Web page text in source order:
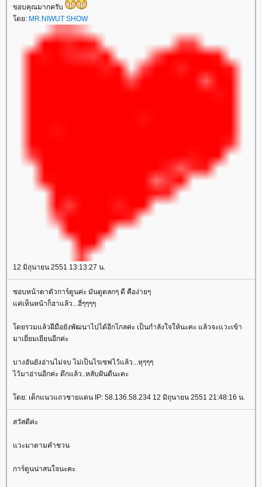
ขอบคุณมากครับ
ดย: MR.NIWUT SHOW
12 มิถุนายน 2551 13:13:27 น.
ชอบหน้าตาตัวการ์ตูนค่ะ มันดูตลกๆ ดี คือง่ายๆ
ค่เห็นหน้าก็ฮาแล้ว...ฮี่ๆๆๆๆ
ดยรวมแล้วฝีมือยังพัฒนาไปได้อีกไกลค่ะ เป็นกำลังใจให้นะคะ แล้วจะแวะเข้า
มาเยี่ยมเยียนอีกค่ะ
บางอันยังอ่านไม่จบ ไม่เป็นไรเซฟไว้แล้ว...หุๆๆๆ
ไว้มาอ่านอีกค่ะ ดึกแล้ว..หลับฝันดีนะคะ
ดย: เด็กแนวแถวชายแดน IP: 58.136.58.234 12 มิถุนายน 2551 21:48:16 น.
สวัสดีค่ะ
วะมาตามคำชวน
การ์ตูนน่าสนใจนะคะ